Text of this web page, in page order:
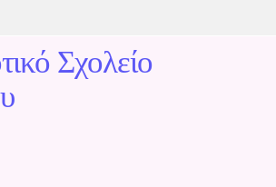
Σχολείο